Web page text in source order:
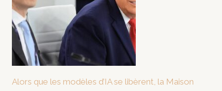
Alors que les modèles d’IA se libèrent, la Maison